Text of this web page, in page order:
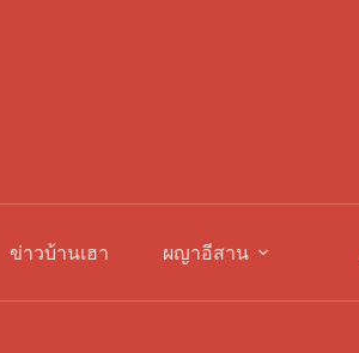
ข่าวบ้านเฮา ผญาอีสาน